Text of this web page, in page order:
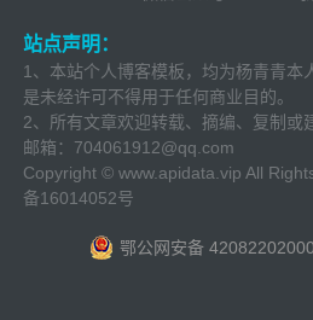
站点声明：
1、本站个人博客模板，均为杨青青本
是未经许可不得用于任何商业目的。
2、所有文章欢迎转载、摘编、复制或
邮箱： 704061912@qq.com
Copyright © www.apidata.vip All
备16014052号
鄂公网安备